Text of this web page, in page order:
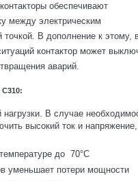
обеспечивают
между электрическим
В дополнение к этому,
контактор может
аварий.
В случае
высокий ток и напряжение,
до 70°C
уменьшает потери мощности